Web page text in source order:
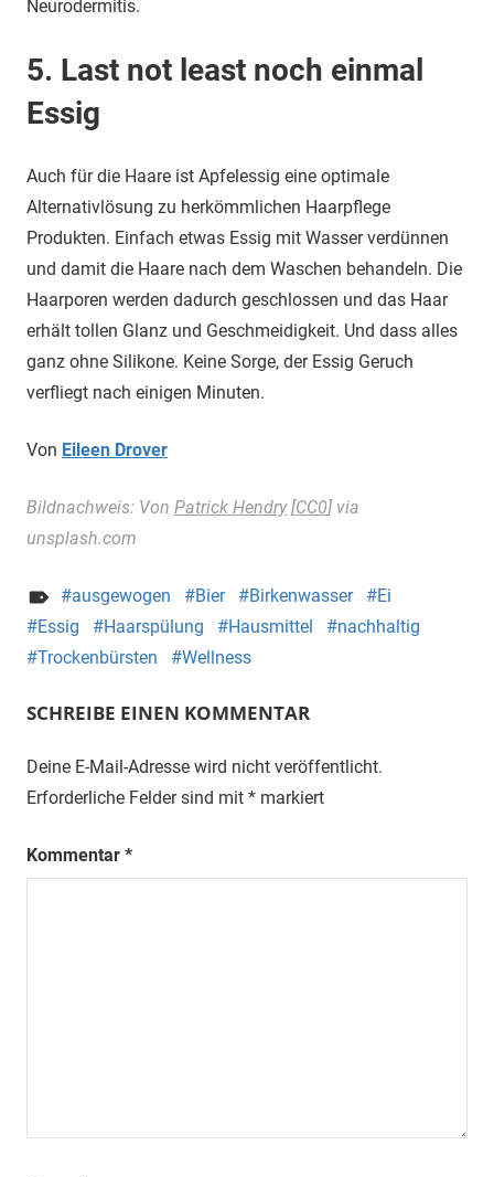
Neurodermitis.
5. Last not least noch einmal
Essig
Auch für die Haare ist Apfelessig eine optimale
Alternativlösung zu herkömmlichen Haarpflege
Produkten. Einfach etwas Essig mit Wasser verdünnen
und damit die Haare nach dem Waschen behandeln. Die
Haarporen werden dadurch geschlossen und das Haar
erhält tollen Glanz und Geschmeidigkeit. Und dass alles
ganz ohne Silikone. Keine Sorge, der Essig Geruch
verfliegt nach einigen Minuten.
Von Eileen Drover
Bildnachweis: Von Patrick Hendry[CC0] via
unsplash.com
ausgewogen Bier Birkenwasser
Ei
Essig
Haarspülung Hausmittel
nachhaltig
Trockenbürsten
Wellness
SCHREIBE EINEN KOMMENTAR
Deine E-Mail-Adresse wird nicht veröffentlicht.
Erforderliche Felder sind mit * markiert
Kommentar *